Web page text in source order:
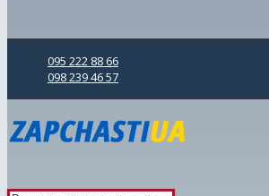
095 222 88 66
098 239 46 57